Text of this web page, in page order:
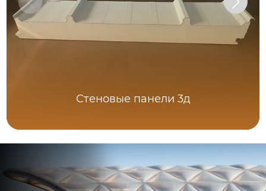
Стеновые панели 3д